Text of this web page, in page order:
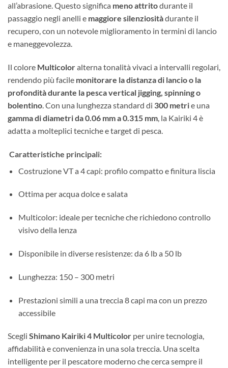
all’abrasione. Questo significa meno attritodurante il
passaggio negli anelli e maggiore silenziositàdurante il
recupero, con un notevole miglioramento in termini di lancio
e maneggevolezza.
Il colore Multicoloralterna tonalità vivaci a intervalli regolari,
rendendo più facile monitorare la distanza di lancio o la
profondità durante la pesca vertical jigging, spinning o
bolentino. Con una lunghezza standard di 300 metrie una
gamma di diametri da 0.06 mm a 0.315 mm, la Kairiki 4 è
adatta a molteplici tecniche e target di pesca.
Caratteristiche principali:
Costruzione VT a 4 capi: profilo compatto e finitura liscia
Ottima per acqua dolce e salata
Multicolor: ideale per tecniche che richiedono controllo
visivo della lenza
Disponibile in diverse resistenze: da 6 lb a 50 lb
Lunghezza: 150 – 300 metri
Prestazioni simili a una treccia 8 capi ma con un prezzo
accessibile
Scegli Shimano Kairiki 4 Multicolor per unire tecnologia,
affidabilità e convenienza in una sola treccia. Una scelta
intelligente per il pescatore moderno che cerca sempre il